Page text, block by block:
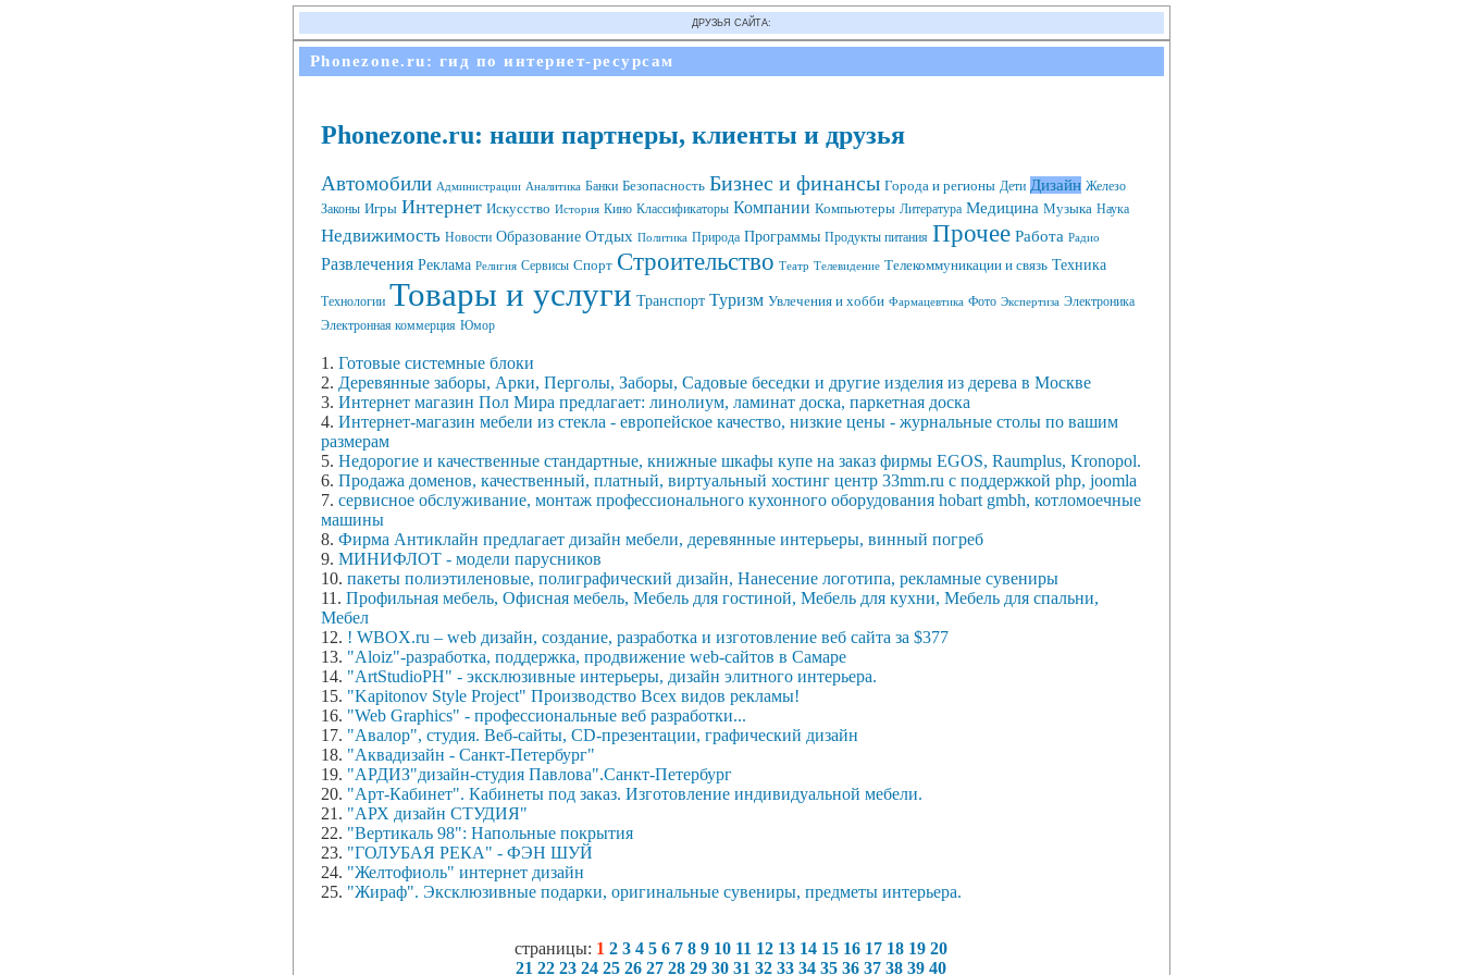
ДРУЗЬЯ САЙТА:
Phonezone.ru: гид по интернет-ресурсам
Phonezone.ru: наши партнеры, клиенты и друзья
Автомобили Администрации Аналитика Банки Безопасность Бизнес и финансы Города и регионы Дети Дизайн Железо
Законы Игры Интернет Искусство История Кино Классификаторы Компании Компьютеры Литература Медицина Музыка Наука
Недвижимость Новости Образование Отдых Политика Природа Программы Продукты питания Прочее Работа Радио
Развлечения Реклама Религия Сервисы Спорт Строительство Театр Телевидение Телекоммуникации и связь Техника
Технологии Товары и услуги Транспорт Туризм Увлечения и хобби Фармацевтика Фото Экспертиза Электроника
Электронная коммерция Юмор
1. Готовые системные блоки
2. Деревянные заборы, Арки, Перголы, Заборы, Садовые беседки и другие изделия из дерева в Москве
3. Интернет магазин Пол Мира предлагает: линолиум, ламинат доска, паркетная доска
4. Интернет-магазин мебели из стекла - европейское качество, низкие цены - журнальные столы по вашим
размерам
5. Недорогие и качественные стандартные, книжные шкафы купе на заказ фирмы EGOS, Raumplus, Kronopol.
6. Продажа доменов, качественный, платный, виртуальный хостинг центр 33mm.ru с поддержкой php, joomla
7. сервисное обслуживание, монтаж профессионального кухонного оборудования hobart gmbh, котломоечные
машины
8. Фирма Антиклайн предлагает дизайн мебели, деревянные интерьеры, винный погреб
9. МИНИФЛОТ - модели парусников
10. пакеты полиэтиленовые, полиграфический дизайн, Нанесение логотипа, рекламные сувениры
11. Профильная мебель, Офисная мебель, Мебель для гостиной, Мебель для кухни, Мебель для спальни,
Мебел
12. ! WBOX.ru – web дизайн, создание, разработка и изготовление веб сайта за $377
13. "Aloiz"-разработка, поддержка, продвижение web-сайтов в Самаре
14. "ArtStudioPH" - эксклюзивные интерьеры, дизайн элитного интерьера.
15. "Kapitonov Style Project" Производство Всех видов рекламы!
16. "Web Graphics" - профессиональные веб разработки...
17. "Авалор", студия. Веб-сайты, CD-презентации, графический дизайн
18. "Аквадизайн - Санкт-Петербург"
19. "АРДИЗ"дизайн-студия Павлова".Санкт-Петербург
20. "Арт-Кабинет". Кабинеты под заказ. Изготовление индивидуальной мебели.
21. "АРХ дизайн СТУДИЯ"
22. "Вертикаль 98": Напольные покрытия
23. "ГОЛУБАЯ РЕКА" - ФЭН ШУЙ
24. "Желтофиоль" интернет дизайн
25. "Жираф". Эксклюзивные подарки, оригинальные сувениры, предметы интерьера.
страницы: 1 2 3 4 5 6 7 8 9 10 11 12 13 14 15 16 17 18 19 20
21 22 23 24 25 26 27 28 29 30 31 32 33 34 35 36 37 38 39 40